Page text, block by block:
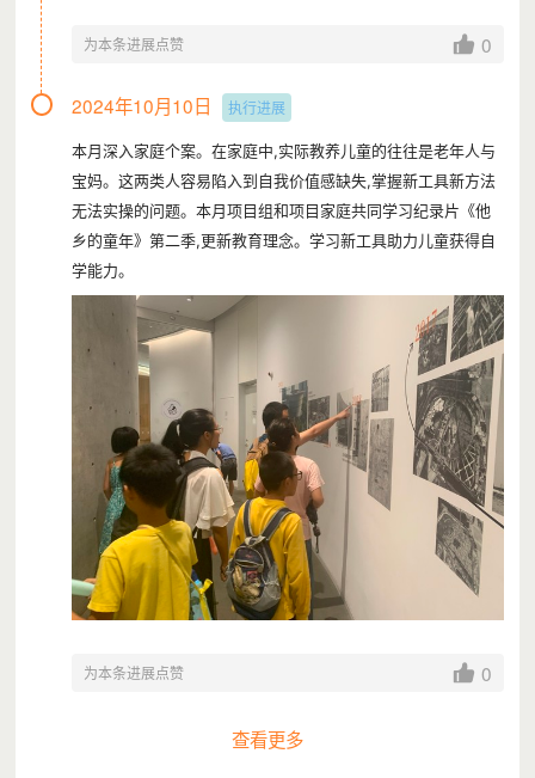
（图片已取得肖像权授权使用）
流动儿童是城市的未来，关心流动儿童就是关心城市的未
我们已经开始行动，为他们在社区搭建一个“家”，一个不大
的地方，却可以让他们从留守转变成随迁流动儿童的时候，
寻到安全感的地方——“小禾的家”。
我们诚邀您一起加入千禾社区基金会月捐计划，
为本条进展点赞 0
2024年10月10日 执行进展
本月深入家庭个案。在家庭中,实际教养儿童的往往是老年人与
宝妈。这两类人容易陷入到自我价值感缺失,掌握新工具新方法
无法实操的问题。本月项目组和项目家庭共同学习纪录片《他
乡的童年》第二季,更新教育理念。学习新工具助力儿童获得自
学能力。
为本条进展点赞 0
查看更多